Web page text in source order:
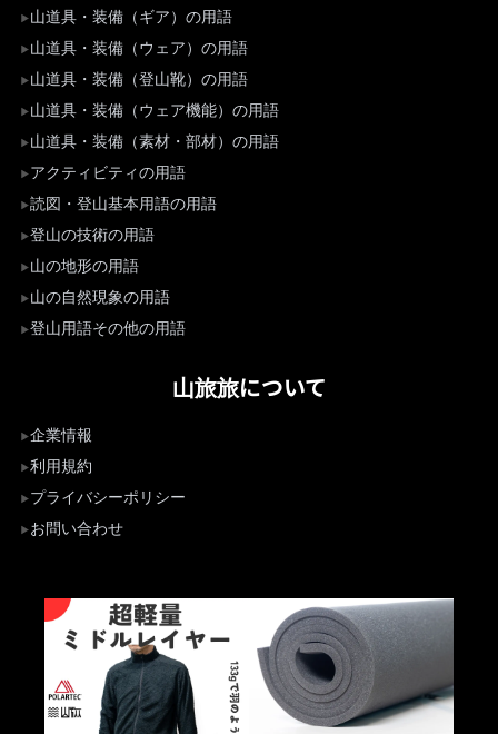
山道具・装備（ギア）の用語
山道具・装備（ウェア）の用語
山道具・装備（登山靴）の用語
山道具・装備（ウェア機能）の用語
山道具・装備（素材・部材）の用語
アクティビティの用語
読図・登山基本用語の用語
登山の技術の用語
山の地形の用語
山の自然現象の用語
登山用語その他の用語
山旅旅について
企業情報
利用規約
プライバシーポリシー
お問い合わせ